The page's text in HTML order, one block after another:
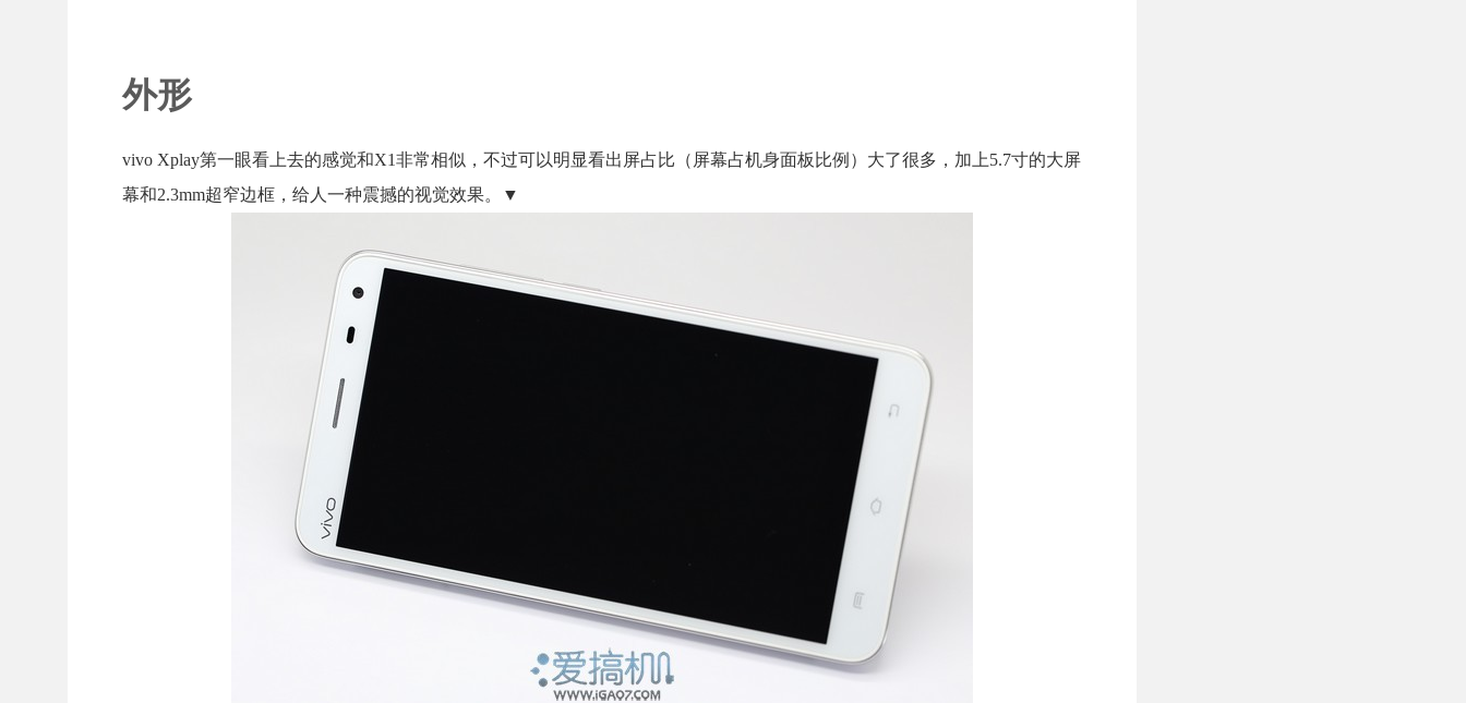
外形
vivo Xplay第一眼看上去的感觉和X1非常相似，不过可以明显看出屏占比（屏幕占机身面板比例）大了很多，加上5.7寸的大屏
幕和2.3mm超窄边框，给人一种震撼的视觉效果。▼